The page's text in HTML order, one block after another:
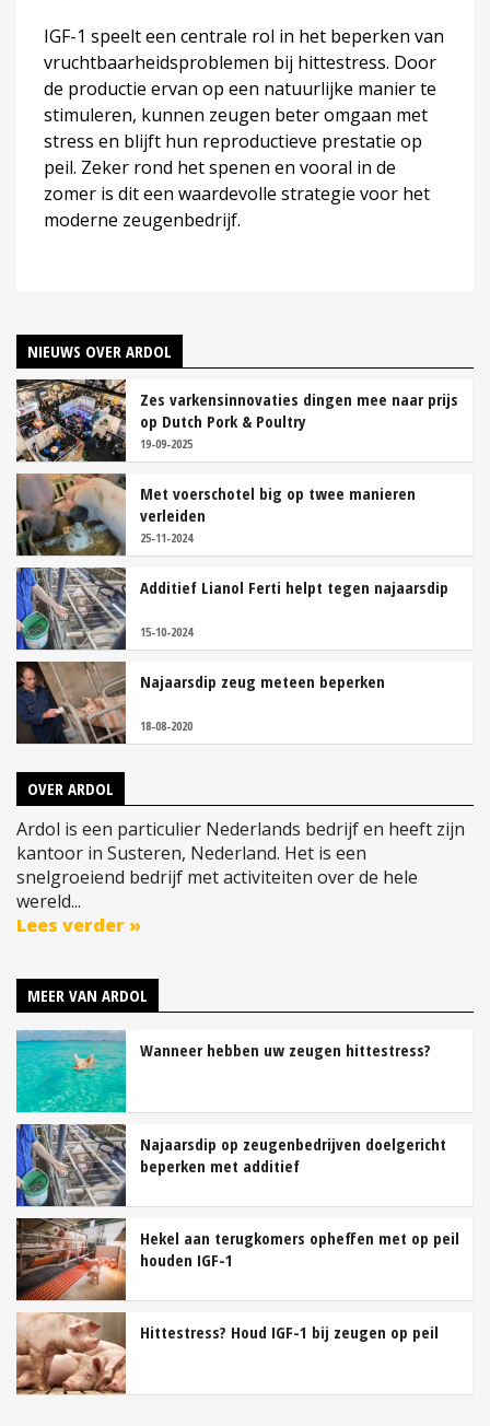
IGF-1 speelt een centrale rol in het beperken van
vruchtbaarheidsproblemen bij hittestress. Door
de productie ervan op een natuurlijke manier te
stimuleren, kunnen zeugen beter omgaan met
stress en blijft hun reproductieve prestatie op
peil. Zeker rond het spenen en vooral in de
zomer is dit een waardevolle strategie voor het
moderne zeugenbedrijf.
NIEUWS OVER ARDOL
Zes varkensinnovaties dingen mee naar prijs
op Dutch Pork & Poultry
19-09-2025
Met voerschotel big op twee manieren
verleiden
25-11-2024
Additief Lianol Ferti helpt tegen najaarsdip
15-10-2024
Najaarsdip zeug meteen beperken
18-08-2020
OVER ARDOL
Ardol is een particulier Nederlands bedrijf en heeft zijn
kantoor in Susteren, Nederland. Het is een
snelgroeiend bedrijf met activiteiten over de hele
wereld...
Lees verder »
MEER VAN ARDOL
Wanneer hebben uw zeugen hittestress?
Najaarsdip op zeugenbedrijven doelgericht
beperken met additief
Hekel aan terugkomers opheffen met op peil
houden IGF-1
Hittestress? Houd IGF-1 bij zeugen op peil